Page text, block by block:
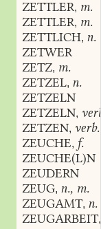
ZETTLER, m.
ZETTLER, m.
ZETTLICH, n.
ZETWER
ZETZ, m.
ZETZEL, n.
ZETZELN
ZETZELN, verb.
ZETZEN, verb.
ZEUCHE, f.
ZEUCHE(L)N
ZEUDERN
ZEUG, n., m.
ZEUGAMT, n.
ZEUGARBEIT,